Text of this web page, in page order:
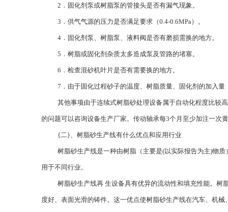
2．固化剂泵或树脂泵的管接头是否有漏气现象。
3．供气气源的压力是否满足要求（0.4-0.6MPa）。
4．固化剂泵、树脂泵、液料阀是否有磨损需换的地方。
5．树脂或固化剂杂质太多造成泵及管路的堵塞。
6．检查混砂机叶片是否有需要换的地方。
7．由于固化过程砂子的温度、树脂质量、固化剂的加入
其他事项由于连续式树脂砂处理设备属于自动化程度比较
的问题可以咨询设备生产厂家。传动轴承每3个月至少加注一次黄
{二}、树脂砂生产线有什么优点和应用行业
树脂砂生产线是一种由树脂（主要是(以实际报告为主)物
用于不同行业。
树脂砂生产线再 生设备具有优异的流动性和填充性能。
度好、表面光滑的铸件。这一优点使树脂砂生产线在汽车、机械